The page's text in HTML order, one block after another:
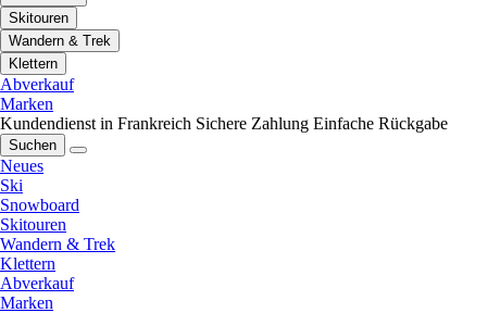
Skitouren
Wandern & Trek
Klettern
Abverkauf
Marken
Kundendienst in Frankreich Sichere Zahlung Einfache Rückgabe
Suchen
Neues
Ski
Snowboard
Skitouren
Wandern & Trek
Klettern
Abverkauf
Marken